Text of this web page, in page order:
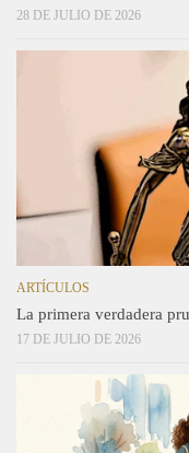
28 DE JULIO DE 2026
ARTÍCULOS
La primera verdadera
17 DE JULIO DE 2026